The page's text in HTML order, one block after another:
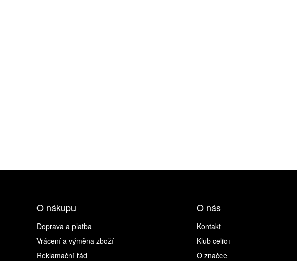
O nákupu
Doprava a platba
Vrácení a výměna zboží
Reklamační řád
O nás
Kontakt
Klub celio+
O značce